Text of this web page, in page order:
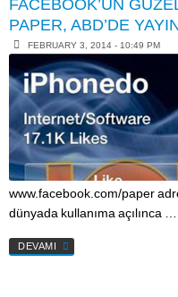
FACEBOOK’UN
PAPER, ABD’DE
FEBRUARY 3, 2014 - 10:49 PM
www.facebook.com/paper
dünyada kullanıma açılınca …
DEVAMI